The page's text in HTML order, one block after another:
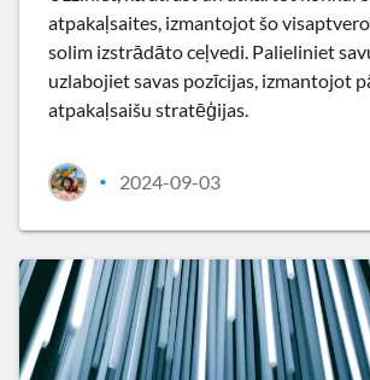
atpakaļsaites, izmantojot šo
solim izstrādāto ceļvedi. Palieliniet
uzlabojiet savas pozīcijas, izmantojot
atpakaļsaišu stratēģijas.
• 2024-09-03